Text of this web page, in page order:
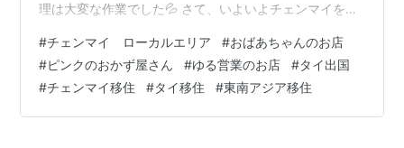
理は大変な作業でした💦 さて、いよいよチェンマイを離
うと思ったんですが、自然と早く目覚めました。 昨日で
すが、ワットジェットヨートに行ってサイバートをして
きましたが、その帰りに通い慣れたお弁当屋さんストリ
ートをゆっくり歩きました。 ピンクのおかず屋さんとも
#チェンマイ ローカルエリア #おばあちゃんのお店
#ピンクのおかず屋さん #ゆる営業のお店 #タイ出国
#チェンマイ移住 #タイ移住 #東南アジア移住